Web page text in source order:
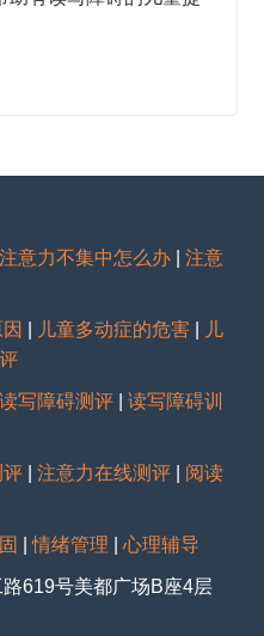
注意力不集中怎么办 |注意
儿童多动症的危害
儿
读写障碍测评 |读写障碍训
评 |注意力在线测评
阅读
|情绪管理 |心理辅导
619号美都广场B座4层